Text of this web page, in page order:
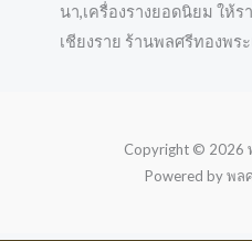
นา,เครื่องรางยอดนิยม ให้
เชียงราย ร้านพลศรีทองพระ
Copyright © 2026
Powered by พล